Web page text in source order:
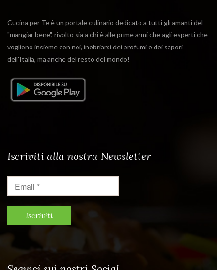
Cucina per Te è un portale culinario dedicato a tutti gli amanti del
"mangiar bene", rivolto sia a chi è alle prime armi che agli esperti che
vogliono insieme con noi, inebriarsi dei profumi e dei sapori
dell'Italia, ma anche del resto del mondo!
Iscriviti alla nostra Newsletter